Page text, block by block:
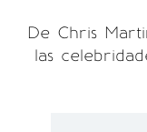
De Chris
las